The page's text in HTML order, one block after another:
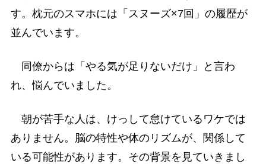
す。枕元のスマホには「スヌーズ×7回」の履歴が
並んでいます。
同僚からは「やる気が足りないだけ」と言わ
れ、悩んでいました。
朝が苦手な人は、けっして怠けているワケでは
ありません。脳の特性や体のリズムが、関係して
いる可能性があります。その背景を見ていきまし